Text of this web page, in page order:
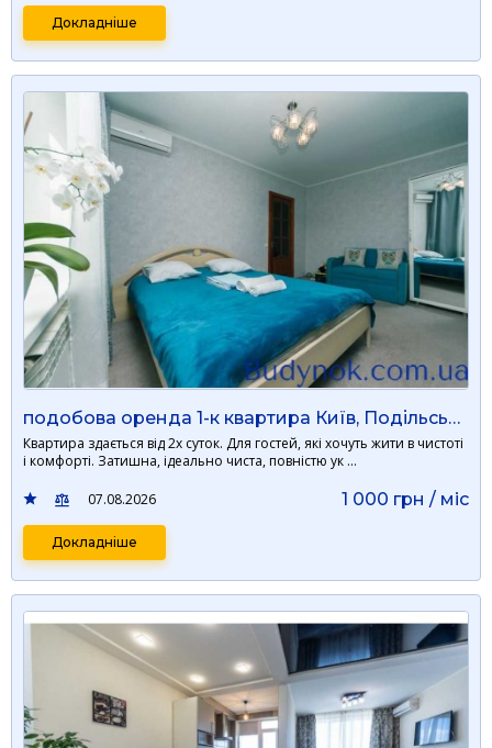
Докладніше
подобова оренда 1-к квартира Київ, Подільський, 1000 грн./добу
Квартира здається від 2х суток. Для гостей, які хочуть жити в чистоті
і комфорті. Затишна, ідеально чиста, повністю ук …
07.08.2026 1 000 грн / мiс
Докладніше